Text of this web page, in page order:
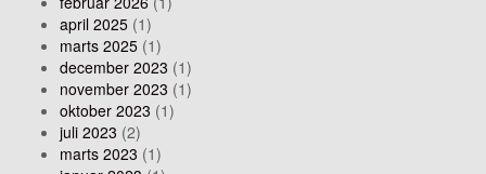
april 2025 (1)
marts 2025 (1)
december 2023 (1)
november 2023 (1)
oktober 2023 (1)
juli 2023 (2)
marts 2023 (1)